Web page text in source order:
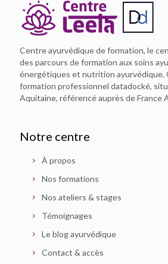
Centre ayurvédique de formation, le
des parcours de formation aux soins
énergétiques et nutrition ayurvédique.
formation professionnel datadocké,
Aquitaine, référencé auprès de France
Notre centre
À propos
Nos formations
Nos ateliers & stages
Témoignages
Le blog ayurvédique
Contact & accès